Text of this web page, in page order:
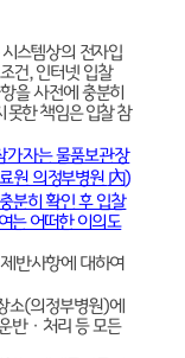
스템상의 전자입
건, 인터넷 입찰
을 사전에충분히
못한 책임은 입찰 참
가자는 물품보관장
원 의정부병원 內)
분히 확인 후 입찰
는 어떠한 이의도
반사항에 대하여
소(의정부병원)에
반ㆍ 처리 등 모든